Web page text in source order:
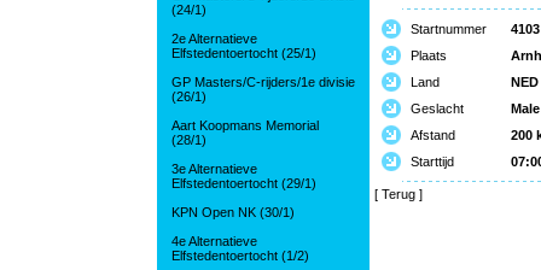
(24/1)
2e Alternatieve
Elfstedentoertocht (25/1)
GP Masters/C-rijders/1e divisie
(26/1)
Aart Koopmans Memorial
(28/1)
3e Alternatieve
Elfstedentoertocht (29/1)
KPN Open NK (30/1)
4e Alternatieve
Elfstedentoertocht (1/2)
Startnummer
4103
Plaats
Land
NED
Geslacht
Male
Afstand
200
Starttijd
[ Terug ]